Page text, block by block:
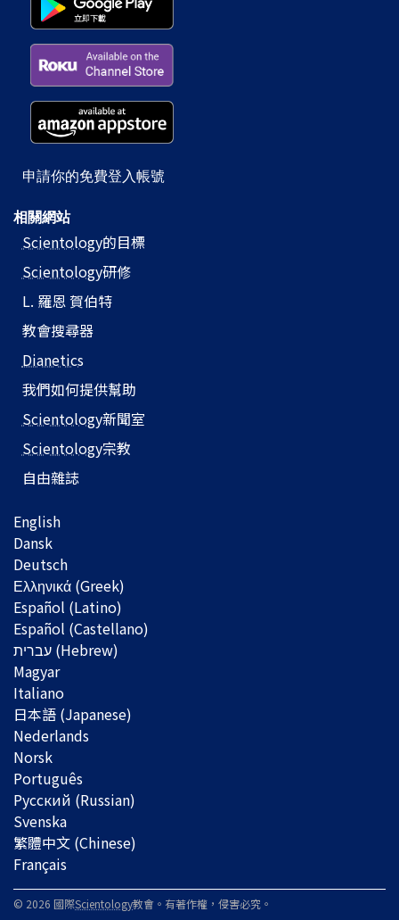
申請你的免費登入帳號
相關網站
Scientology的目標
Scientology研修
L. 羅恩 賀伯特
教會搜尋器
Dianetics
我們如何提供幫助
Scientology新聞室
Scientology宗教
自由雜誌
English
Dansk
Deutsch
Ελληνικά (Greek)
Español (Latino)
Español (Castellano)
Magyar
Italiano
日本語 (Japanese)
Nederlands
Norsk
Português
Русский (Russian)
Svenska
繁體中文 (Chinese)
Français
© 2026 國際Scientology教會。有著作權，侵害必究。